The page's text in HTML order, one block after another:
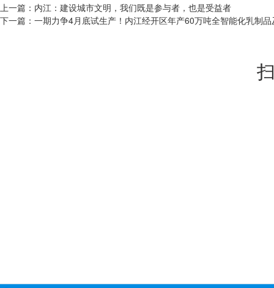
上一篇： 内江：建设城市文明，我们既是参与者，也是受益者
下一篇： 一期力争4月底试生产！内江经开区年产60万吨全智能化乳制